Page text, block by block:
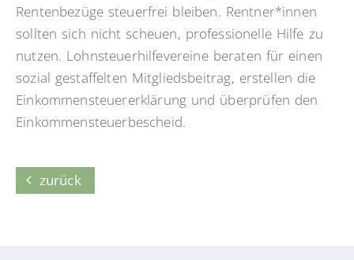
Rentenbezüge steuerfrei bleiben. Rentner*innen
sollten sich nicht scheuen, professionelle Hilfe zu
nutzen. Lohnsteuerhilfevereine beraten für einen
sozial gestaffelten Mitgliedsbeitrag, erstellen die
Einkommensteuererklärung und überprüfen den
Einkommensteuerbescheid.
zurück